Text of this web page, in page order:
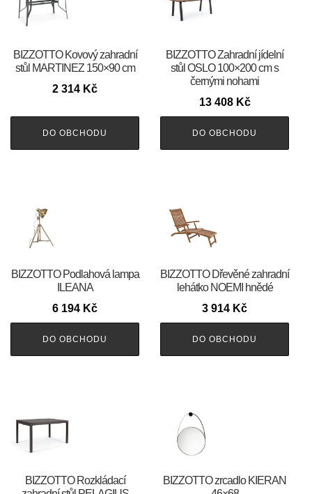
BIZZOTTO Kovový zahradní
stůl MARTINEZ 150×90 cm
2 314 Kč
DO OBCHODU
BIZZOTTO Zahradní jídelní
stůl OSLO 100×200 cm s
černými nohami
13 408 Kč
DO OBCHODU
BIZZOTTO Podlahová lampa
ILEANA
6 194 Kč
DO OBCHODU
BIZZOTTO Dřevěné zahradní
lehátko NOEMI hnědé
3 914 Kč
DO OBCHODU
BIZZOTTO Rozkládací
BIZZOTTO zrcadlo KIERAN